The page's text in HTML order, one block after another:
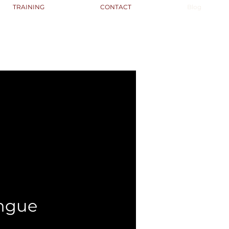
TRAINING CONTACT Blog